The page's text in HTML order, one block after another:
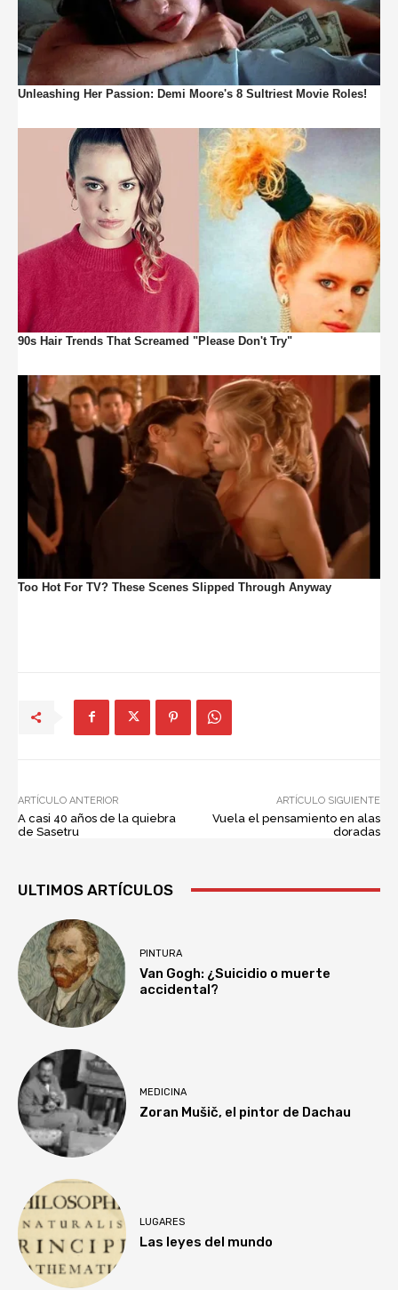
ARTÍCULO ANTERIOR
A casi 40 años de la quiebra
de Sasetru
ARTÍCULO SIGUIENTE
Vuela el pensamiento en alas
doradas
ULTIMOS ARTÍCULOS
PINTURA
Van Gogh: ¿Suicidio o muerte
accidental?
MEDICINA
Zoran Mušič, el pintor de Dachau
LUGARES
Las leyes del mundo